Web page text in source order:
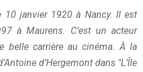
10 janvier 1920 à Nancy. Il est
à Maurens. C’est un acteur
belle carrière au cinéma. À la
d’Hergemont dans "L’Île